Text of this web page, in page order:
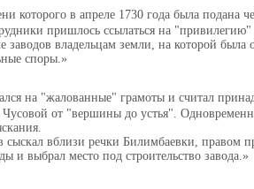
которого в апреле 1730 года была подана
пришлось ссылаться на "привилегию"
владельцам земли, на которой была
споры.
на "жалованные" грамоты и считал
от "вершины до устья".
вблизи речки Билимбаевки, правом
и выбрал место под строительство завода.